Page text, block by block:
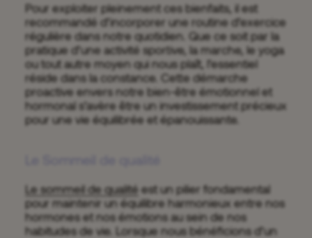
Pour exploiter pleinement ces bienfaits, il est
recommandé d’incorporer une routine d’exercice
régulière dans notre quotidien. Que ce soit par la
pratique d’une activité sportive, la marche, le yoga
ou tout autre moyen qui nous plaît, l’essentiel
réside dans la constance. Cette démarche
proactive envers notre bien-être émotionnel et
hormonal s’avère être un investissement précieux
pour une vie équilibrée et épanouissante.
Le sommeil de qualité est un pilier fondamental
pour maintenir un équilibre harmonieux entre nos
hormones et nos émotions au sein de nos
habitudes de vie. Lorsque nous bénéficions d’un